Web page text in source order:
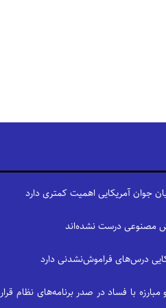
جوان آمریکایی اهمیت کمتری دارد
مصنوعی درست نشده‌اند
درس‌های فراموش‌نشدنی دارد
با فساد در صدر برنامه‌های نظام قرار